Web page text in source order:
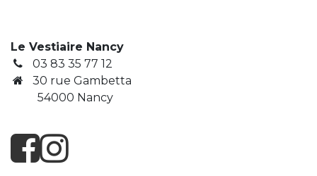
Le Vestiaire Nancy
03 83 35 77 12
30 rue Gambetta
​ 54000 Nancy